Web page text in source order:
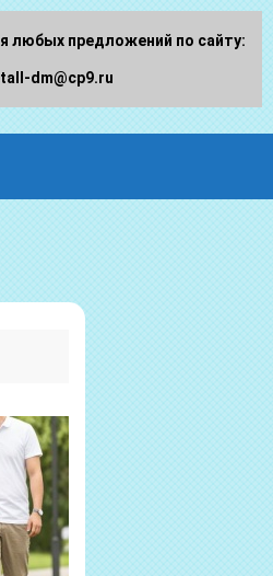
любых предложений по сайту:
dm@cp9.ru